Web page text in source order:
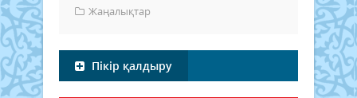
Жаңалықтар
Пікір қалдыру